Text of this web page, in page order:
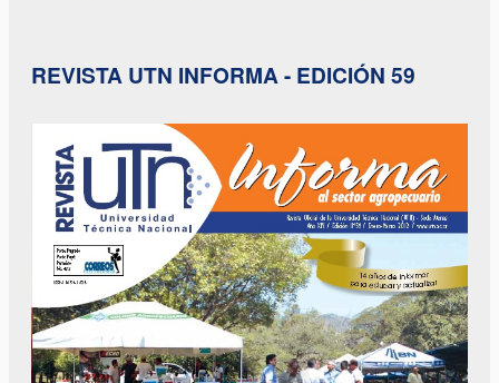
REVISTA UTN INFORMA - EDICIÓN 59